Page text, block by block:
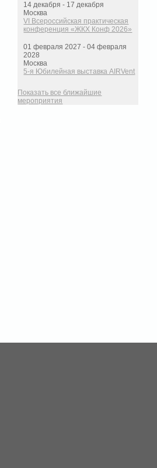
14 декабря - 17 декабря
Москва
VI Всероссийская практическая
конференция «ЖКХ Конф 2026»
01 февраля 2027 - 04 февраля
2028
Москва
5-я Юбилейная выставка AIRVent
Показать все ближайшие
мероприятия